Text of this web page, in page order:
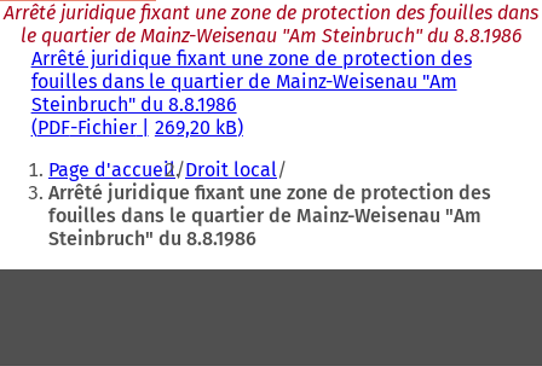
Arrêté juridique fixant une zone de protection des fouilles dans
le quartier de Mainz-Weisenau "Am Steinbruch" du 8.8.1986
Arrêté juridique fixant une zone de protection des
fouilles dans le quartier de Mainz-Weisenau "Am
Steinbruch" du 8.8.1986
PDF-Fichier 269,20 kB
Vous
êtes
Page d'accueil Droit local
Arrêté juridique fixant une zone de protection des
fouilles dans le quartier de Mainz-Weisenau "Am
Steinbruch" du 8.8.1986